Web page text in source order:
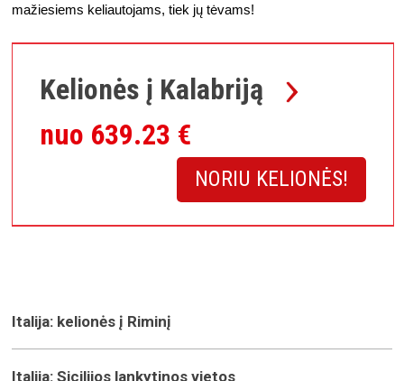
mažiesiems keliautojams, tiek jų tėvams!
Kelionės į Kalabriją
nuo 639.23 €
NORIU KELIONĖS!
Italija: kelionės į Riminį
Italija: Sicilijos lankytinos vietos